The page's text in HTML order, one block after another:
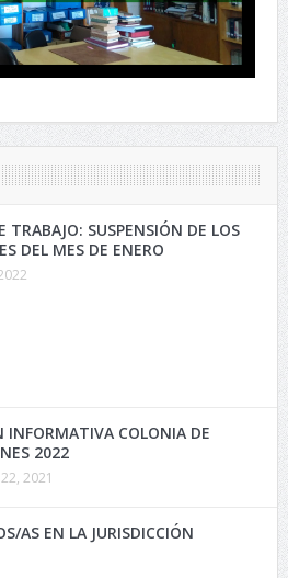
TRABAJO: SUSPENSIÓN DE LOS
DEL MES DE ENERO
INFORMATIVA COLONIA DE
2022
2021
AS EN LA JURISDICCIÓN